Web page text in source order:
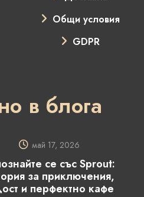
Общи условия
GDPR
в блога
май 17, 2026
се със Sprout:
за приключения,
и перфектно кафе